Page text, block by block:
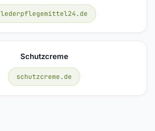
lederpflegemittel24.de
Schutzcreme
schutzcreme.de